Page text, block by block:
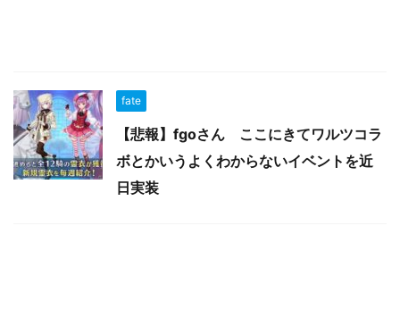
fate
【悲報】fgoさん ここにきてワルツコラ
ボとかいうよくわからないイベントを近
日実装